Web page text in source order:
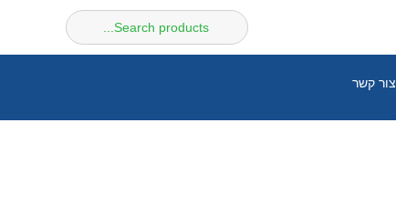
חיפוש
עבור:
צור קשר